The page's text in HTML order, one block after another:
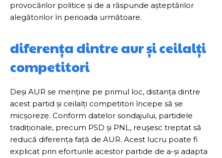
provocărilor politice și de a răspunde așteptărilor
alegătorilor în perioada următoare.
diferența dintre aur și ceilalți
competitori
Deși AUR se menține pe primul loc, distanța dintre
acest partid și ceilalți competitori începe să se
micșoreze. Conform datelor sondajului, partidele
tradiționale, precum PSD și PNL, reușesc treptat să
reducă diferența față de AUR. Acest lucru poate fi
explicat prin eforturile acestor partide de a-și adapta